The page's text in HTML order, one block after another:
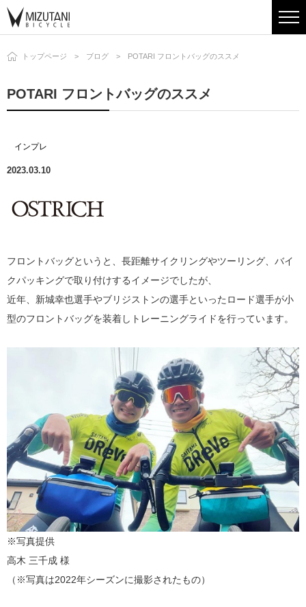
トップページ ブログ POTARI フロントバッグのススメ
POTARI フロントバッグのススメ
インプレ
2023.03.10
フロントバッグというと、長距離サイクリングやツーリング、バイ
クパッキングで取り付けするイメージでしたが、
近年、新城幸也選手やブリジストンの選手といったロード選手が小
型のフロントバッグを装着しトレーニングライドを行っています。
※写真提供
高木 三千成 様
（※写真は2022年シーズンに撮影されたもの）